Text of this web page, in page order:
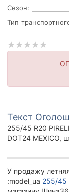
Сезон:
Тип
Текст
255/45 R20
DOT24 MEXICO,
У продажу
:model_ua 255/45